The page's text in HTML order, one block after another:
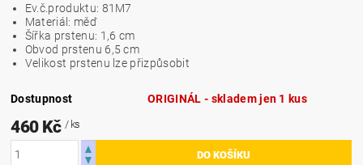
Ev.č.produktu: 81M7
Materiál: měď
Šířka prstenu: 1,6 cm
Obvod prstenu 6,5 cm
Velikost prstenu lze přizpůsobit
Dostupnost ORIGINÁL - skladem jen 1 kus
460 Kč / ks